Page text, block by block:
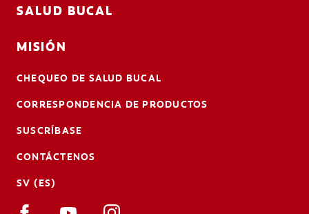
SALUD BUCAL
MISIÓN
CHEQUEO DE SALUD BUCAL
CORRESPONDENCIA DE PRODUCTOS
SUSCRÍBASE
CONTÁCTENOS
SV (ES)